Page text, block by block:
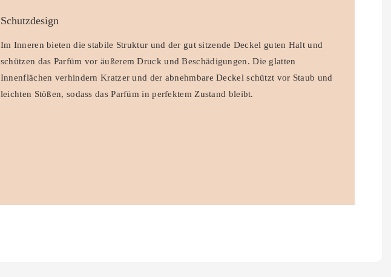
Schutzdesign
Im Inneren bieten die stabile Struktur und der gut sitzende Deckel guten Halt und
schützen das Parfüm vor äußerem Druck und Beschädigungen. Die glatten
Innenflächen verhindern Kratzer und der abnehmbare Deckel schützt vor Staub und
leichten Stößen, sodass das Parfüm in perfektem Zustand bleibt.